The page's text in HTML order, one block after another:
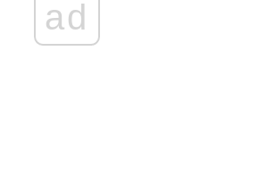
ad